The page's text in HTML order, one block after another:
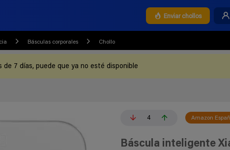
Enviar chollos
Básculas corporales Chollo
de 7 días, puede que ya no esté disponible
4 Amazon
Báscula inteligente